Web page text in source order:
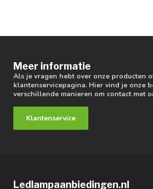
Meer informatie
Als je vragen hebt over onze producten
klantenservicepagina. Hier vind je onze
verschillende manieren om contact met
Klantenservice
Ledlampaanbiedingen.nl